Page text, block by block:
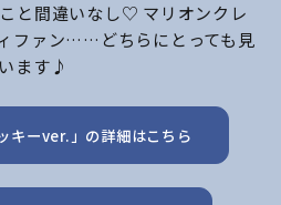
と間違いなし♡ マリオンクレ
ファン……どちらにとっても見
ます♪
キーver.」の詳細はこちら